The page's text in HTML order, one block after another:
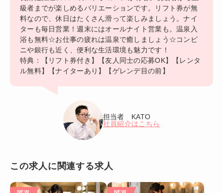
級者までが楽しめるバリエーションです。リフト券が無
料なので、休日はたくさん滑って楽しみましょう。ナイ
ターも毎日営業！週末にはオールナイト営業も。温泉入
浴も無料☆お仕事の疲れは温泉で癒しましょう☆コンビ
ニや銀行も近く、便利な生活環境も魅力です！
特典：【リフト券付き】【友人同士の応募OK】【レンタ
ル無料】【ナイターあり】【ゲレンデ目の前】
担当者 KATO
社員紹介はこちら
この求人に関連する求人